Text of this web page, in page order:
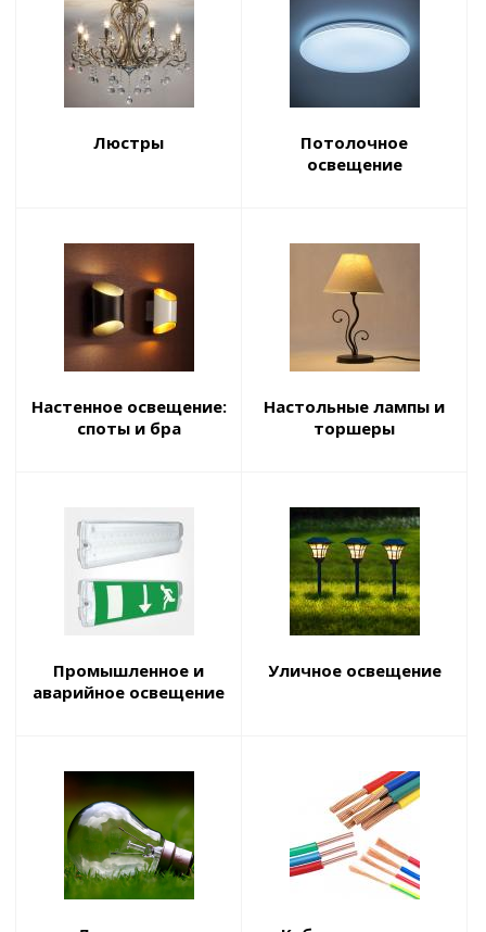
Люстры
Потолочное
освещение
Настенное освещение:
споты и бра
Настольные лампы и
торшеры
Промышленное и
аварийное освещение
Уличное освещение